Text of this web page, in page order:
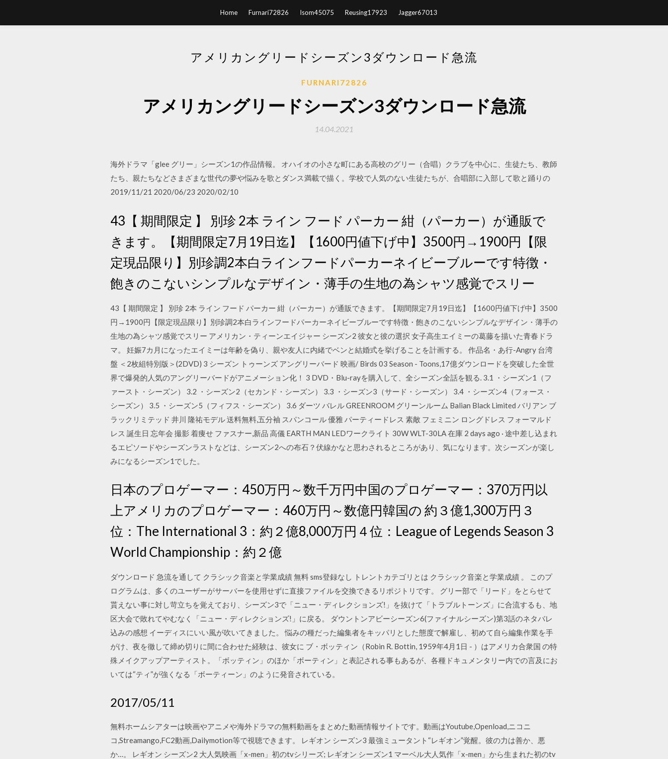
Home Furnari72826 Isom45075 Reusing17923 Jagger67013
アメリカングリードシーズン3ダウンロード急流
FURNARI72826
アメリカングリードシーズン3ダウンロード急流
14.04.2021
海外ドラマ「glee グリー」シーズン1の作品情報。 オハイオの小さな町にある高校のグリー（合唱）クラブを中心に、生徒たち、教師
たち、親たちなどさまざまな世代の夢や悩みを歌とダンス満載で描く。学校で人気のない生徒たちが、合唱部に入部して歌と踊りの
2019/11/21 2020/06/23 2020/02/10
43【 期間限定 】 別珍 2本 ライン フード パーカー 紺（パーカー）が通販で
きます。【期間限定7月19日迄】【1600円値下げ中】3500円→1900円【限
定現品限り】別珍調2本白ラインフードパーカーネイビーブルーです特徴・
飽きのこないシンプルなデザイン・薄手の生地の為シャツ感覚でスリー
43【 期間限定 】 別珍 2本 ライン フード パーカー 紺（パーカー）が通販できます。【期間限定7月19日迄】【1600円値下げ中】3500
円→1900円【限定現品限り】別珍調2本白ラインフードパーカーネイビーブルーです特徴・飽きのこないシンプルなデザイン・薄手の
生地の為シャツ感覚でスリー アメリカン・ティーンエイジャー シーズン2 彼女と彼の選択 女子高生エイミーの葛藤を描いた青春ドラ
マ。 妊娠7カ月になったエイミーは年齢を偽り、親や友人に内緒でベンと結婚式を挙げることを計画する。 作品名・あ行-Angry 台湾
盤 ＜2枚組特別版＞(2DVD) 3 シーズン トゥーンズ アングリーバード 映画/ Birds 03 Season - Toons,17億ダウンロードを突破した全世
界で爆発的人気のアングリーバードがアニメーション化！ 3 DVD・Blu-rayを購入して、全シーズン全話を観る. 3.1 ・シーズン1（フ
ァースト・シーズン） 3.2 ・シーズン2（セカンド・シーズン） 3.3 ・シーズン3（サード・シーズン） 3.4 ・シーズン4（フォース・
シーズン） 3.5 ・シーズン5（フィフス・シーズン） 3.6 ダーツ バレル GREENROOM グリーンルーム Balian Black Limited バリアン ブ
ラックリミテッド 井川 隆祐モデル 送料無料,五分袖 スパンコール 優雅 パーティードレス 素敵 フェミニン ロングドレス フォーマルド
レス 誕生日 忘年会 撮影 着痩せ ファスナー,新品 高儀 EARTH MAN LEDワークライト 30W WLT-30LA 在庫 2 days ago · 途中差し込まれ
るエピソードやシーズンラストなどは、シーズン2への布石？伏線かなと思わされるところがあり、気になります。次シーズンが楽し
みになるシーズン1でした。
日本のプロゲーマー：450万円～数千万円中国のプロゲーマー：370万円以
上アメリカのプロゲーマー：460万円～数億円韓国の 約３億1,300万円３
位：The International 3：約２億8,000万円４位：League of Legends Season 3
World Championship：約２億
ダウンロード 急流を通して クラシック音楽と学業成績 無料 sms登録なし トレントカテゴリとは クラシック音楽と学業成績 。 このプ
ログラムは、多くのユーザーがサーバーを使用せずに直接ファイルを交換できるリポジトリです。 グリー部で「リード」をとらせて
貰えない事に対し苛立ちを覚えており、シーズン3で「ニュー・ディレクションズ!」を抜けて「トラブルトーンズ」に合流するも、地
区大会で敗れてやむなく「ニュー・ディレクションズ!」に戻る。 ダウントンアビーシーズン6(ファイナルシーズン)第3話のネタバレ
込みの感想 イーディスにいい風が吹いてきました。 悩みの種だった編集者をキッパリとした態度で解雇し、初めて自ら編集作業を手
がけ、夜を徹して締め切りに間に合わせた経験は、彼女に ブ・ボッティン（Robin R. Bottin, 1959年4月1日 - ）はアメリカ合衆国 の特
殊メイクアップアーティスト。「ボッティン」のほか「ボーティン」と表記される事もあるが、各種ドキュメンタリー内での言及にお
いては“ティ”が強くなる「ボーティーン」のように発音されている。
2017/05/11
無料ホームシアターは映画やアニメや海外ドラマの無料動画をまとめた動画情報サイトです。動画はYoutube,Openload,ニコニ
コ,Streamango,FC2動画,Dailymotion等で視聴できます。 レギオン シーズン3 最強ミュータント“レギオン”覚醒。彼の力は善か、悪
か…。 レギオン シーズン2 大人気映画「x-men」初のtvシリーズ; レギオン シーズン1 マーベル大人気作「x-men」から生まれた初のtv